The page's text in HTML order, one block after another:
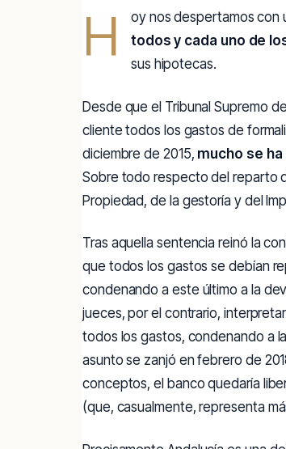
H oy nos despertamos con
todos y cada uno de
sus hipotecas.
Desde que el Tribunal Supremo
cliente todos los gastos de
diciembre de 2015, mucho se
Sobre todo respecto del reparto
Propiedad, de la gestoría y del
Tras aquella sentencia reinó la
que todos los gastos se debían
condenando a este último a la
jueces, por el contrario,
todos los gastos, condenando a
asunto se zanjó en febrero de
conceptos, el banco quedaría
(que, casualmente, representa